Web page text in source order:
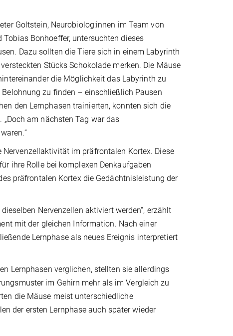
Goltstein, Neurobiolog:innen im Team von
Tobias Bonhoeffer, untersuchten dieses
Dazu sollten die Tiere sich in einem Labyrinth
Stücks Schokolade merken. Die Mäuse
die Möglichkeit das Labyrinth zu
Belohnung zu finden – einschließlich Pausen
den Lernphasen trainierten, konnten sich die
„Doch am nächsten Tag war das
im präfrontalen Kortex. Diese
ihre Rolle bei komplexen Denkaufgaben
präfrontalen Kortex die Gedächtnisleistung der
Nervenzellen aktiviert werden“, erzählt
mit der gleichen Information. Nach einer
Lernphase als neues Ereignis interpretiert
Lernphasen verglichen, stellten sie allerdings
im Gehirn mehr als im Vergleich zu
die Mäuse meist unterschiedliche
der ersten Lernphase auch später wieder